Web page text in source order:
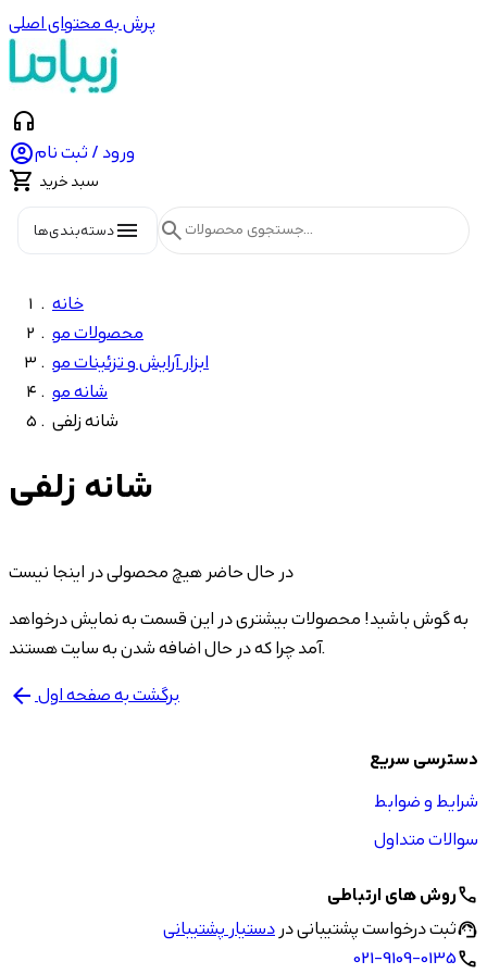
پرش به محتوای اصلی
headphones
ورود / ثبت نام
 سبد خرید
menuدسته‌بندی‌ها search
خانه
محصولات مو
ابزار آرایش و تزئینات مو
شانه مو
شانه زلفی
شانه زلفی
در حال حاضر هیچ محصولی در اینجا نیست
به گوش باشید! محصولات بیشتری در این قسمت به نمایش درخواهد
آمد چرا که در حال اضافه شدن به سایت هستند.
arrow_back برگشت به صفحه اول
دسترسی سریع
شرایط و ضوابط
سوالات متداول
callروش های ارتباطی
support_agentثبت درخواست پشتیبانی دردستیار پشتیبانی
call
021-9109-0135